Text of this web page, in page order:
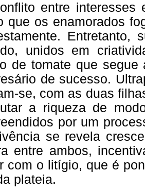
entre interesses
que os enamorados
Entretanto,
unidos em
de tomate que
de sucesso.
se, com as duas
a riqueza de
por um
se revela
entre ambos,
com o litígio, que é
plateia.